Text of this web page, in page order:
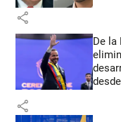
share
De la
share